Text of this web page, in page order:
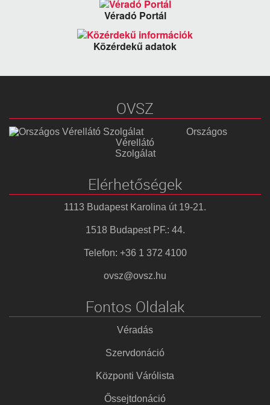
Véradó Portál
Közérdekű adatok
OVSZ
Országos
Vérellátó
Szolgálat
Elérhetőségek
1113 Budapest Karolina út 19-21.
1518 Budapest PF.: 44.
Telefon: +36 1 372 4100
ovsz@ovsz.hu
Fontos Oldalak
Véradás
Szervdonáció
Központi Várólista
Őssejtdonáció